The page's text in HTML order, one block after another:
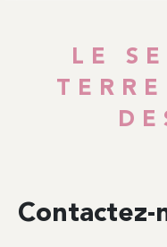
LE
Contactez-